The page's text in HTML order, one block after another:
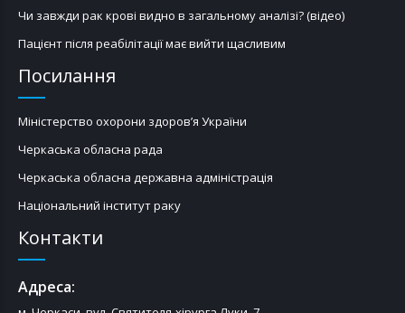
Чи завжди рак крові видно в загальному аналізі? (відео)
Пацієнт після реабілітації має вийти щасливим
Посилання
Міністерство охорони здоров’я України
Черкаська обласна рада
Черкаська обласна державна адміністрація
Національний інститут раку
Контакти
Адреса: